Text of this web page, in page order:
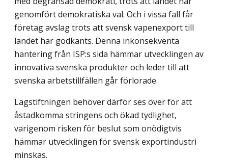
genomfört demokratiska val. Och i vissa fall får
företag avslag trots att svensk vapenexport till
landet har god­känts. Denna inkonsekventa
hantering från ISP:s sida hämmar utvecklingen av
innova­tiva svenska produkter och leder till att
svenska arbetstillfällen går förlorade.
Lagstiftningen behöver därför ses över för att
åstadkomma stringens och ökad tyd­lighet,
varigenom risken för beslut som onödigtvis
hämmar utvecklingen för svensk exportindustri
minskas.